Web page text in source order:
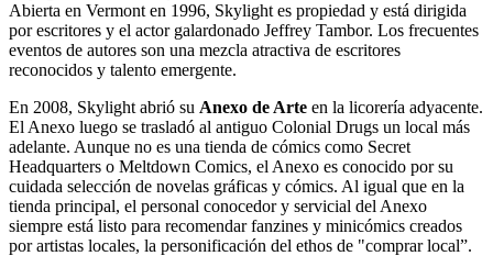
Abierta en Vermont en 1996, Skylight es propiedad y está dirigida
por escritores y el actor galardonado Jeffrey Tambor. Los frecuentes
eventos de autores son una mezcla atractiva de escritores
reconocidos y talento emergente.
En 2008, Skylight abrió su Anexo de Arte en la licorería adyacente.
El Anexo luego se trasladó al antiguo Colonial Drugs un local más
adelante. Aunque no es una tienda de cómics como Secret
Headquarters o Meltdown Comics, el Anexo es conocido por su
cuidada selección de novelas gráficas y cómics. Al igual que en la
tienda principal, el personal conocedor y servicial del Anexo
siempre está listo para recomendar fanzines y minicómics creados
por artistas locales, la personificación del ethos de "comprar local”.